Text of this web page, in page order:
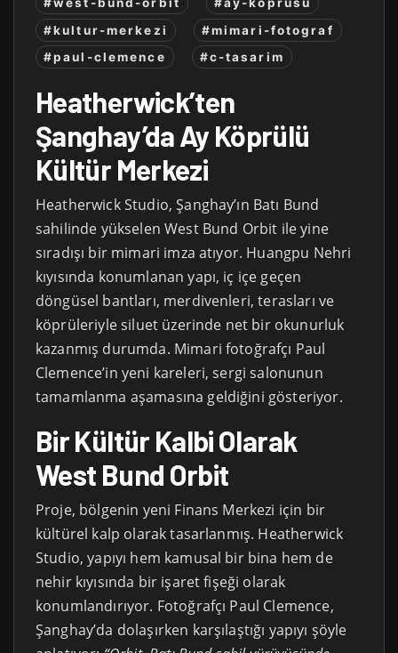
#kultur-merkezi
#mimari-fotograf
#paul-clemence
#c-tasarim
Heatherwick’ten
Şanghay’da Ay Köprülü
Kültür Merkezi
Heatherwick Studio, Şanghay’ın Batı Bund
sahilinde yükselen West Bund Orbit ile yine
sıradışı bir mimari imza atıyor. Huangpu Nehri
kıyısında konumlanan yapı, iç içe geçen
döngüsel bantları, merdivenleri, terasları ve
köprüleriyle siluet üzerinde net bir okunurluk
kazanmış durumda. Mimari fotoğrafçı Paul
Clemence’in yeni kareleri, sergi salonunun
tamamlanma aşamasına geldiğini gösteriyor.
Bir Kültür Kalbi Olarak
West Bund Orbit
Proje, bölgenin yeni Finans Merkezi için bir
kültürel kalp olarak tasarlanmış. Heatherwick
Studio, yapıyı hem kamusal bir bina hem de
nehir kıyısında bir işaret fişeği olarak
konumlandırıyor. Fotoğrafçı Paul Clemence,
Şanghay’da dolaşırken karşılaştığı yapıyı şöyle